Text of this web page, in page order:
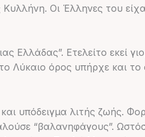
Οι Έλληνες του
Ελλάδας”. Ετελείτο εκεί
Λύκαιο όρος υπήρχε και
υπόδειγμα λιτής ζωής.
“βαλανηφάγους”.